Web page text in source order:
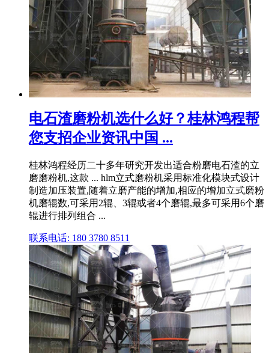
电石渣磨粉机选什么好？桂林鸿程帮
您支招企业资讯中国 ...
桂林鸿程经历二十多年研究开发出适合粉磨电石渣的立
磨磨粉机,这款 ... hlm立式磨粉机采用标准化模块式设计
制造加压装置,随着立磨产能的增加,相应的增加立式磨粉
机磨辊数,可采用2辊、3辊或者4个磨辊,最多可采用6个磨
辊进行排列组合 ...
联系电话: 180 3780 8511